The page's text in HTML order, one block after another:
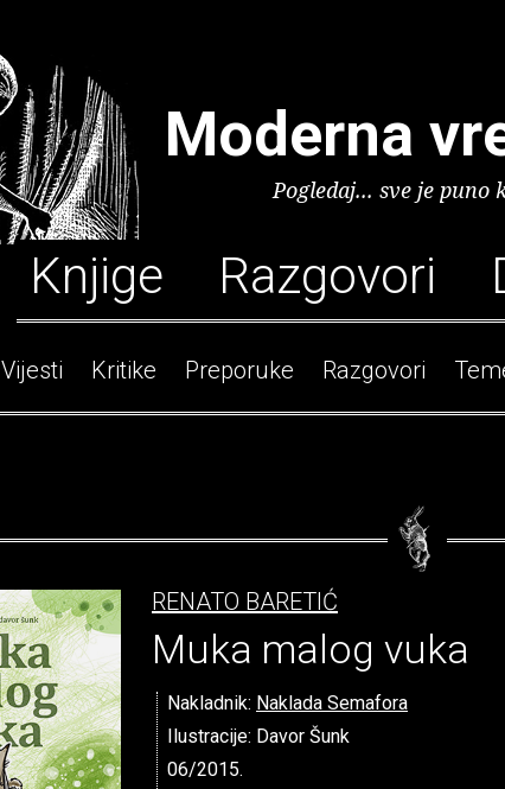
Moderna
Pogledaj... sve je puno
Knjige Razgovori
Vijesti Kritike Preporuke Razgovori
RENATO BARETIĆ
Muka malog vuka
Nakladnik: Naklada Semafora
Ilustracije: Davor Šunk
06/2015.